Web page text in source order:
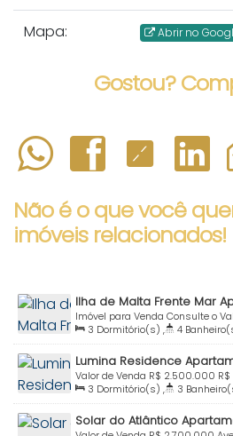
Mapa: Abrir no
Gostou?
Não é o que você
imóveis relacionados!
Ilha de Malta Frente Mar
Praia de BombasConsulte o
Imóvel para Venda
88215-000, Bombas,
3 Dormitório(s) , 4
Sala(s) , 3 Suíte(s), Total:
81.72m²
Lumina Residence
venda Praia Bombas
R$ 2.500.000 R$
Valor de Venda
Zarling, 1890, 88215-000,
Brasil
3 Dormitório(s) , 3
Sala(s) , 1 Suíte(s), Total:130
108.00 m²
Solar do Atlântico